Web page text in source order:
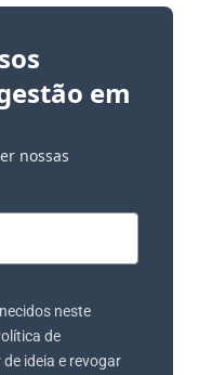
em
nossas
neste
de
ideia e revogar